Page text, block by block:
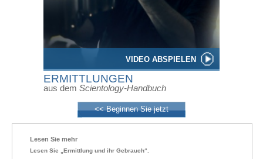
VIDEO ABSPIELEN
ERMITTLUNGEN
aus dem Scientology-Handbuch
<< Beginnen Sie jetzt
Lesen Sie mehr
Lesen Sie „Ermittlung und ihr Gebrauch“.